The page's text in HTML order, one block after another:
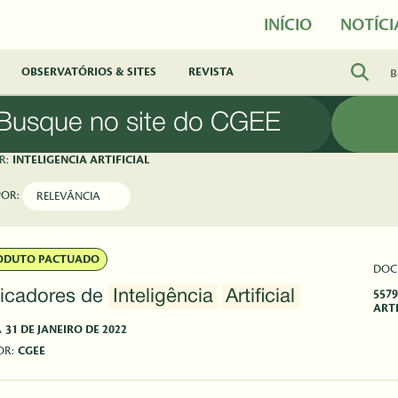
INÍCIO
OBSERVATÓRIOS & SITES REVISTA
no site do CGEE
INTELIGENCIA ARTIFICIAL
PACTUADO
de Inteligência Artificial
31 DE JANEIRO DE 2022
CGEE